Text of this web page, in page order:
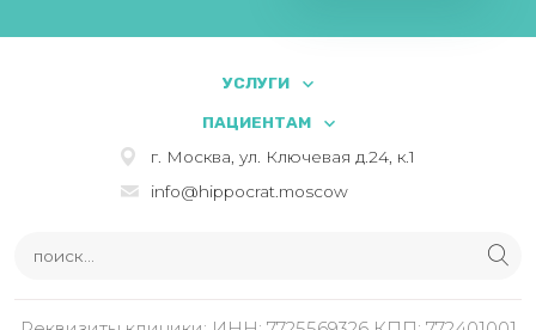
УСЛУГИ
ПАЦИЕНТАМ
г. Москва, ул. Ключевая д.24, к.1
info@hippocrat.moscow